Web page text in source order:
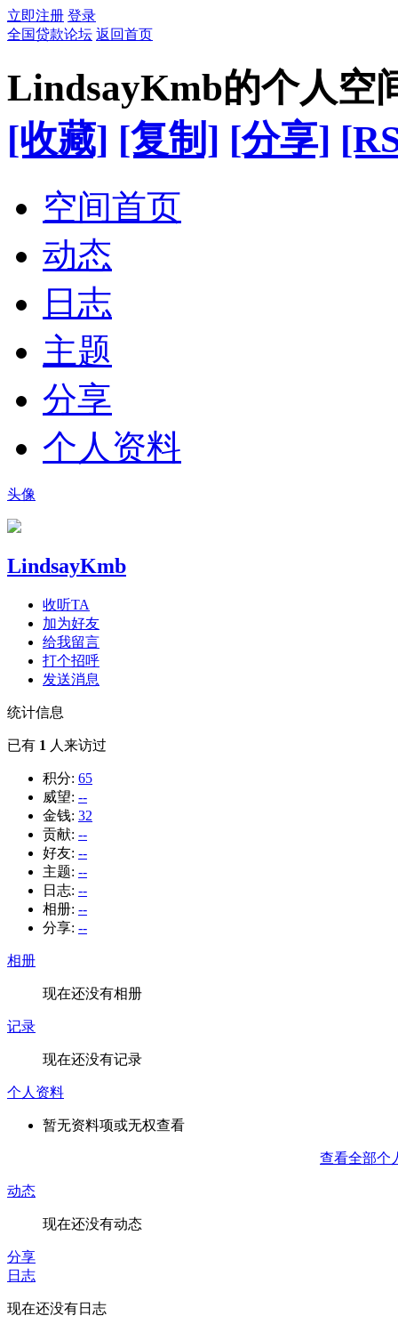
立即注册 登录
全国贷款论坛 返回首页
LindsayKmb的个人空
[收藏] [复制] [分享]
空间首页
动态
日志
主题
分享
个人资料
头像
LindsayKmb
收听TA
加为好友
给我留言
打个招呼
发送消息
统计信息
已有 1 人来访过
积分: 65
威望: --
金钱: 32
贡献: --
好友: --
主题: --
日志: --
相册: --
分享: --
相册
现在还没有相册
记录
现在还没有记录
个人资料
暂无资料项或无权查看
查看全部个
动态
现在还没有动态
分享
日志
现在还没有日志